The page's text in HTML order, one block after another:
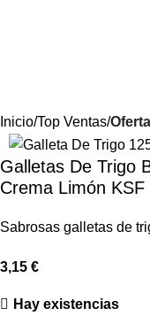
Inicio Top Ventas
Galletas De Trigo
Crema Limón KSF
Sabrosas galletas de
3,15 €
Hay existencias